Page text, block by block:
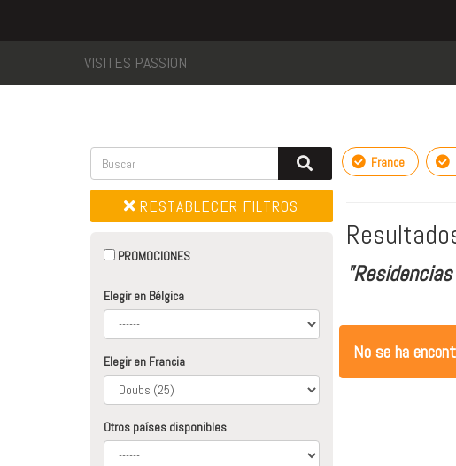
VISITES PASSION
RESTABLECER FILTROS
PROMOCIONES
Elegir en Bélgica
Elegir en Francia
Otros países disponibles
France
No se ha